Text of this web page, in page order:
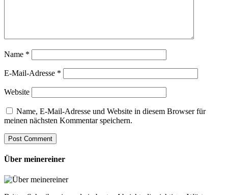
Name *
E-Mail-Adresse *
Website
Name, E-Mail-Adresse und Website in diesem Browser für
meinen nächsten Kommentar speichern.
Über meinereiner